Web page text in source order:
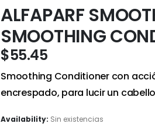
ALFAPARF
SMOOTHING
$55.45
Smoothing Conditioner con
encrespado, para lucir un
Availability: Sin existencias